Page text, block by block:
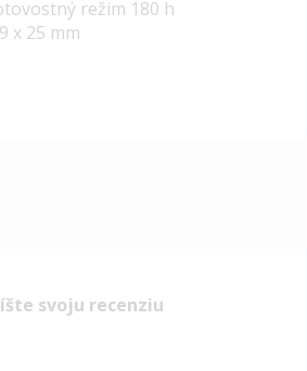
režim 180 h
x 25 mm
svoju recenziu